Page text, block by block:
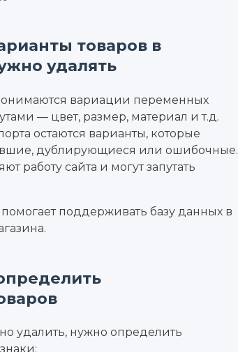
товаров в
удалять
вариации переменных
— цвет, размер, материал и т.д.
остаются варианты, которые
дублирующиеся или ошибочные.
работу сайта и могут запутать
поддерживать базу данных в
удалить, нужно определить